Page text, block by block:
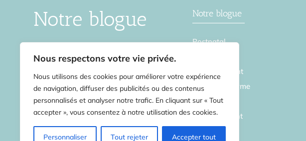
Nous respectons votre vie privée.
Nous utilisons des cookies pour améliorer votre expérience
de navigation, diffuser des publicités ou des contenus
personnalisés et analyser notre trafic. En cliquant sur « Tout
accepter », vous consentez à notre utilisation des cookies.
Personnaliser Tout rejeter Accepter tout
Notre blogue
une ressource intéressante pour
apprendre davantage sur tout ce
qui touche la périnatalité.
Notre blogue
Postnatal
Accouchement
Remise en forme
Stress
Second parent